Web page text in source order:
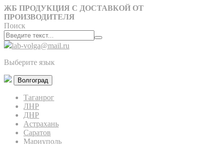
ЖБ ПРОДУКЦИЯ С ДОСТАВКОЙ ОТ
ПРОИЗВОДИТЕЛЯ
Поиск
lab-volga@mail.ru
Выберите язык
Волгоград
Таганрог
ЛНР
ДНР
Астрахань
Саратов
Мариуполь